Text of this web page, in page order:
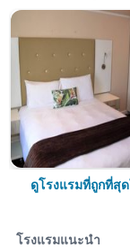
ดูโรงแรมที่ถูกที่สุ
โรงแรมแนะนำ